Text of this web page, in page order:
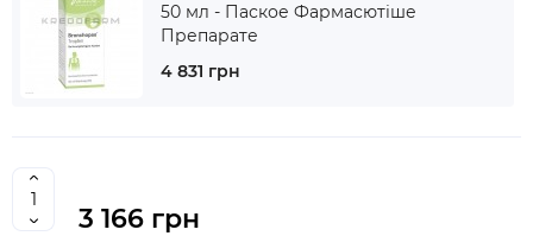
50 мл - Паское Фармасютіше
Препарате
4 831 грн
3 166 грн